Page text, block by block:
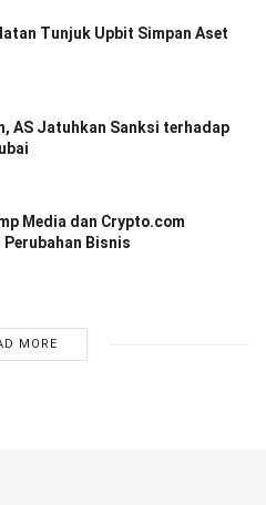
Tunjuk Upbit Simpan Aset
AS Jatuhkan Sanksi terhadap
Media dan Crypto.com
Perubahan Bisnis
MORE